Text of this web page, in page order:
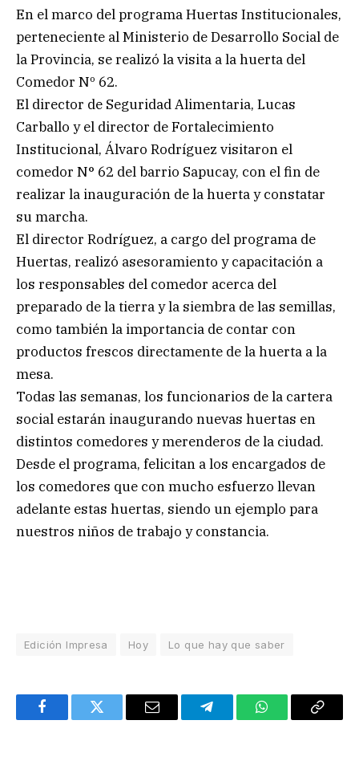
En el marco del programa Huertas Institucionales,
perteneciente al Ministerio de Desarrollo Social de
la Provincia, se realizó la visita a la huerta del
Comedor Nº 62.
El director de Seguridad Alimentaria, Lucas
Carballo y el director de Fortalecimiento
Institucional, Álvaro Rodríguez visitaron el
comedor N° 62 del barrio Sapucay, con el fin de
realizar la inauguración de la huerta y constatar
su marcha.
El director Rodríguez, a cargo del programa de
Huertas, realizó asesoramiento y capacitación a
los responsables del comedor acerca del
preparado de la tierra y la siembra de las semillas,
como también la importancia de contar con
productos frescos directamente de la huerta a la
mesa.
Todas las semanas, los funcionarios de la cartera
social estarán inaugurando nuevas huertas en
distintos comedores y merenderos de la ciudad.
Desde el programa, felicitan a los encargados de
los comedores que con mucho esfuerzo llevan
adelante estas huertas, siendo un ejemplo para
nuestros niños de trabajo y constancia.
Edición Impresa Hoy Lo que hay que saber
FacebookTwitter Email TelegramWhatsAppCopy